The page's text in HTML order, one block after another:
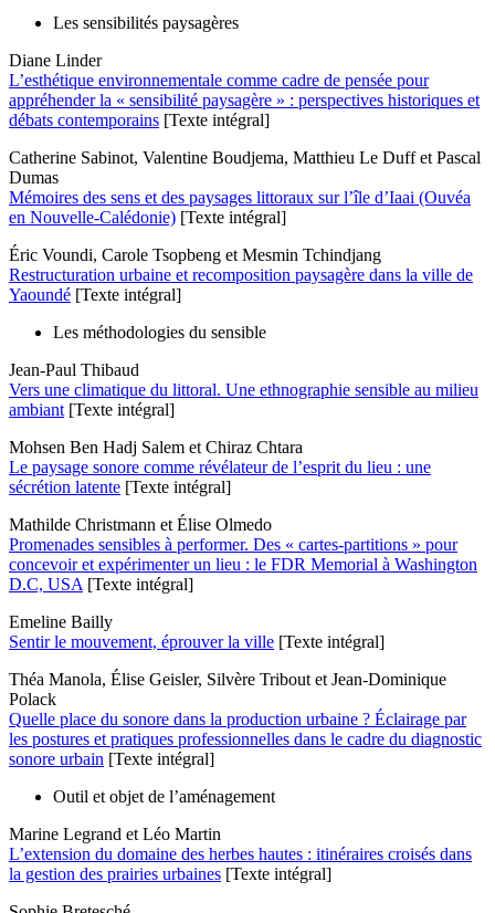
Les sensibilités paysagères
Diane Linder
L’esthétique environnementale comme cadre de pensée pour
appréhender la « sensibilité paysagère » : perspectives historiques et
débats contemporains [Texte intégral]
Catherine Sabinot, Valentine Boudjema, Matthieu Le Duff et Pascal
Dumas
Mémoires des sens et des paysages littoraux sur l’île d’Iaai (Ouvéa
en Nouvelle-Calédonie) [Texte intégral]
Éric Voundi, Carole Tsopbeng et Mesmin Tchindjang
Restructuration urbaine et recomposition paysagère dans la ville de
Yaoundé [Texte intégral]
Les méthodologies du sensible
Jean-Paul Thibaud
Vers une climatique du littoral. Une ethnographie sensible au milieu
ambiant[Texte intégral]
Mohsen Ben Hadj Salem et Chiraz Chtara
Le paysage sonore comme révélateur de l’esprit du lieu : une
sécrétion latente [Texte intégral]
Mathilde Christmann et Élise Olmedo
Promenades sensibles à performer. Des « cartes-partitions » pour
concevoir et expérimenter un lieu : le FDR Memorial à Washington
D.C, USA[Texte intégral]
Emeline Bailly
Sentir le mouvement, éprouver la ville [Texte intégral]
Théa Manola, Élise Geisler, Silvère Tribout et Jean-Dominique
Polack
Quelle place du sonore dans la production urbaine ? Éclairage par
les postures et pratiques professionnelles dans le cadre du diagnostic
sonore urbain [Texte intégral]
Outil et objet de l’aménagement
Marine Legrand et Léo Martin
L’extension du domaine des herbes hautes : itinéraires croisés dans
la gestion des prairies urbaines [Texte intégral]